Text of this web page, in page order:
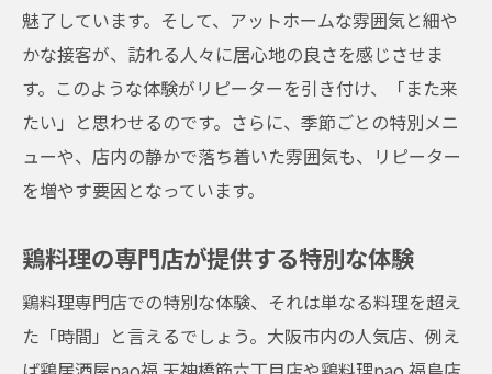
魅了しています。そして、アットホームな雰囲気と細や
かな接客が、訪れる人々に居心地の良さを感じさせま
す。このような体験がリピーターを引き付け、「また来
たい」と思わせるのです。さらに、季節ごとの特別メニ
ューや、店内の静かで落ち着いた雰囲気も、リピーター
を増やす要因となっています。
鶏料理の専門店が提供する特別な体験
鶏料理専門店での特別な体験、それは単なる料理を超え
た「時間」と言えるでしょう。大阪市内の人気店、例え